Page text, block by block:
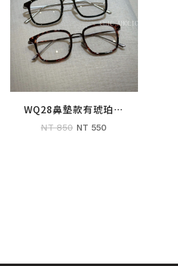
加入購物車
WQ28鼻墊款有琥珀平
光眼鏡
NT 850 NT 550